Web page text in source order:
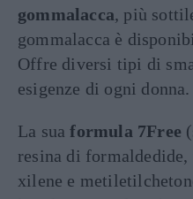
gommalacca, più
gommalacca è
Offre diversi tipi di
esigenze di ogni donna.
La suaformula 7Free
resina di formaldedide,
xilene e